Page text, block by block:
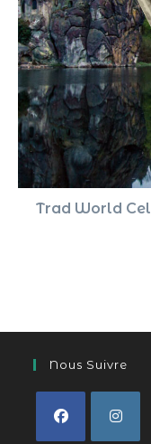
Trad World
Nous Suivre